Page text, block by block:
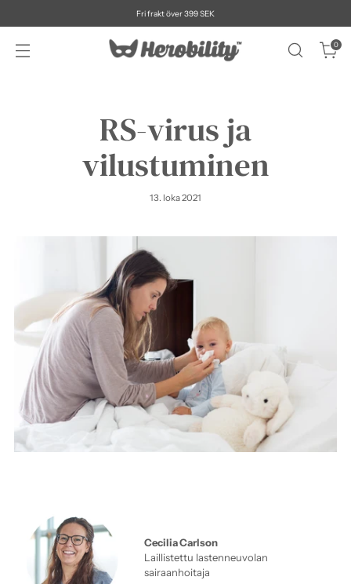
Fri frakt över 399 SEK
0
RS-virus ja
vilustuminen
13. loka 2021
Cecilia Carlson
Laillistettu lastenneuvolan
sairaanhoitaja